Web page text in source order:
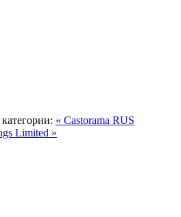
« Castorama RUS
Limited »